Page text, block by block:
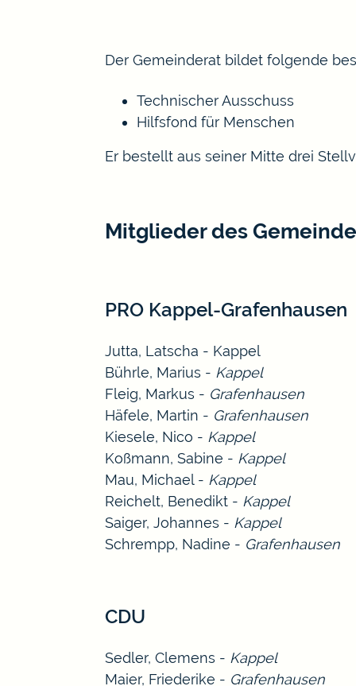
Der Gemeinderat bildet folgende
Technischer Ausschuss
Hilfsfond für Menschen
Er bestellt aus seiner Mitte drei
Mitglieder des
PRO Kappel-Grafenhausen
Jutta, Latscha - Kappel
Bührle, Marius - Kappel
Fleig, Markus - Grafenhausen
Häfele, Martin - Grafenhausen
Kiesele, Nico - Kappel
Koßmann, Sabine - Kappel
Mau, Michael - Kappel
Reichelt, Benedikt - Kappel
Saiger, Johannes - Kappel
Schrempp, Nadine - Grafenhausen
CDU
Sedler, Clemens - Kappel
Maier, Friederike - Grafenhausen